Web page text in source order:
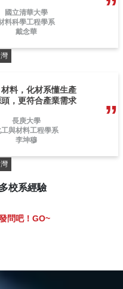
國立清華大學
料科學工程學系
戴念華
料，化材系懂生產
，更符合產業需求
長庚大學
與材料工程學系
李坤穆
校系經驗
問吧！GO~